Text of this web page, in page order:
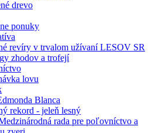
drevo
ponuky
revíry v trvalom užívaní LESOV SR
zhodov a trofejí
lovu
Blanca
rekord - jeleň lesný
rada pre poľovníctvo a